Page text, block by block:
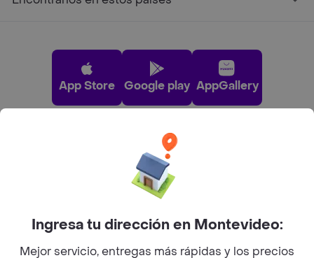
App Store Google play AppGallery
Pide tu comida favorita cerca de ti
Ingresa tu dirección en Montevideo:
Mejor servicio, entregas más rápidas y los precios